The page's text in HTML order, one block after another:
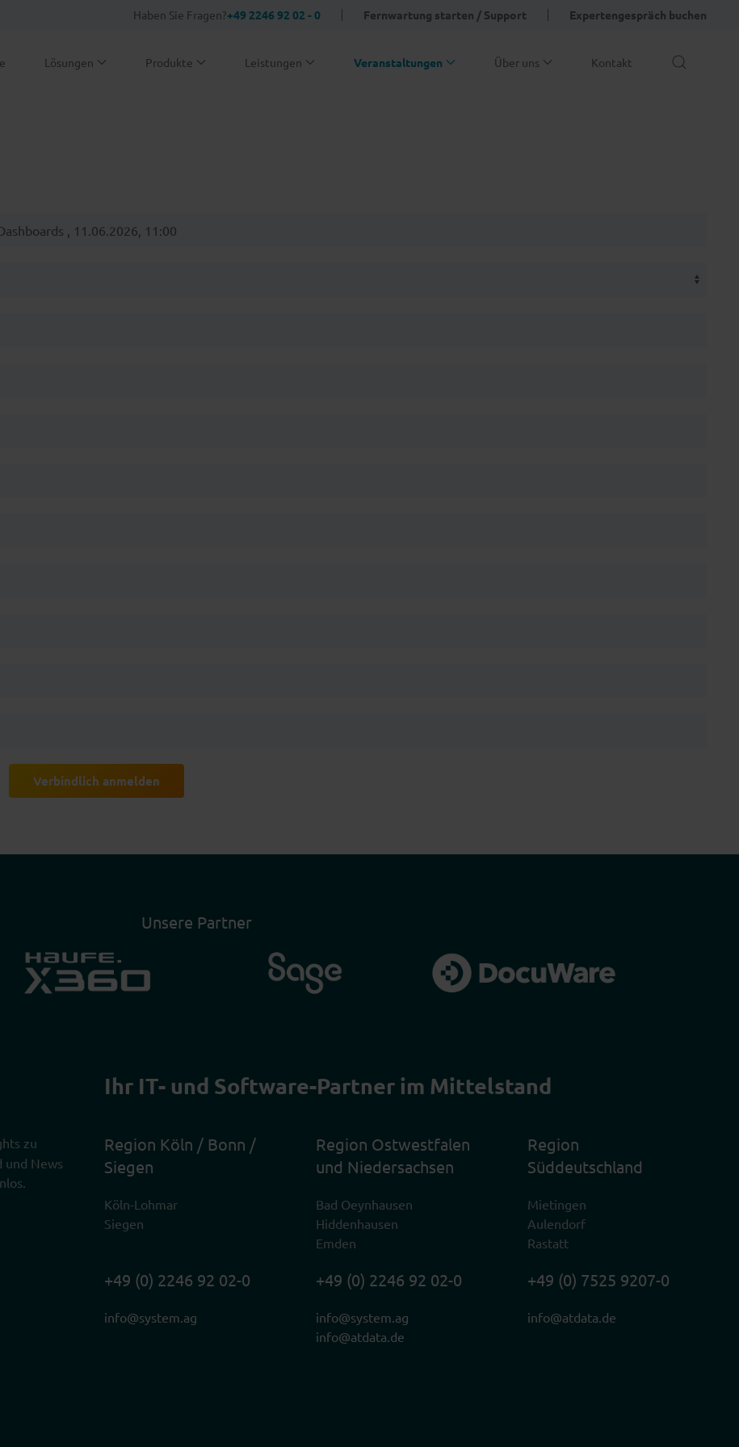
Haben Sie Fragen?+49 2246 92 02 - 0 Fernwartung starten / Support Expertengespräch buchen
Lösungen Produkte Leistungen Veranstaltungen Über uns Kontakt
Verbindlich anmelden
Unsere Partner
zu
und News
Ihr IT- und Software-Partner im Mittelstand
Region Köln / Bonn /
Siegen
Köln-Lohmar
Siegen
+49 (0) 2246 92 02-0
info@system.ag
Region Ostwestfalen
und Niedersachsen
Bad Oeynhausen
Hiddenhausen
Emden
+49 (0) 2246 92 02-0
info@system.ag
info@atdata.de
Region
Süddeutschland
Mietingen
Aulendorf
Rastatt
+49 (0) 7525 9207-0
info@atdata.de